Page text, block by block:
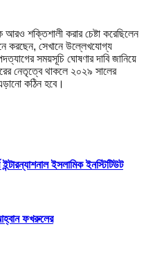
আরও শক্তিশালী করার চেষ্টা করেছিলেন
করছেন, সেখানে উল্লেখযোগ্য
সময়সূচি ঘোষণার দাবি জানিয়ে
নেতৃত্বে থাকলে ২০২৯ সালের
এড়ানো কঠিন হবে।
ইসলামিক ইনস্টিটিউট
ফখরুলের